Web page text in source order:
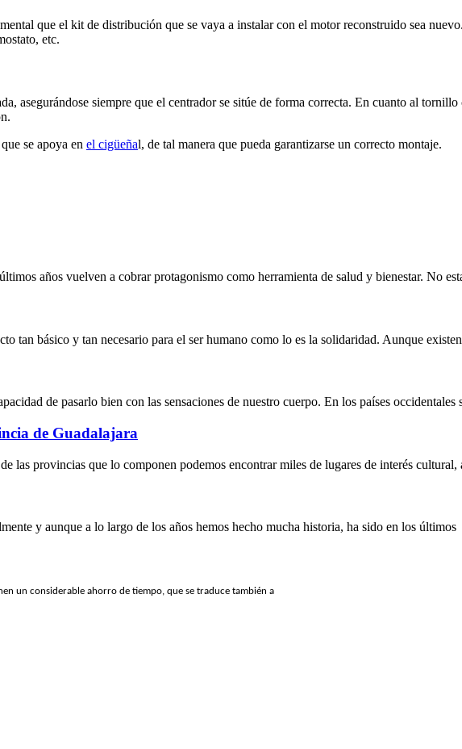
que el kit de distribución que se vaya a instalar con el motor reconstruido sea
etc.
asegurándose siempre que el centrador se sitúe de forma correcta. En cuanto al
se apoya en el cigüeñal, de tal manera que pueda garantizarse un correcto montaje.
años vuelven a cobrar protagonismo como herramienta de salud y bienestar. No
tan básico y tan necesario para el ser humano como lo es la solidaridad. Aunque existen
de pasarlo bien con las sensaciones de nuestro cuerpo. En los países occidentales
de Guadalajara
las provincias que lo componen podemos encontrar miles de lugares de interés cultural,
y aunque a lo largo de los años hemos hecho mucha historia, ha sido en los últimos
un considerable ahorro de tiempo, que se traduce también a